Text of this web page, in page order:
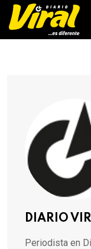
DIARIO
Periodista en